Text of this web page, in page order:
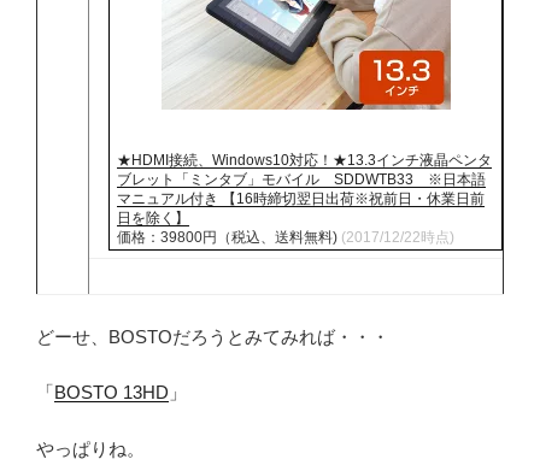
★HDMI接続、Windows10対応！★13.3インチ液晶ペンタ
ブレット「ミンタブ」モバイル SDDWTB33 ※日本語
マニュアル付き 【16時締切翌日出荷※祝前日・休業日前
日を除く】
価格：39800円（税込、送料無料) (2017/12/22時点)
どーせ、BOSTOだろうとみてみれば・・・
「BOSTO 13HD 」
やっぱりね。